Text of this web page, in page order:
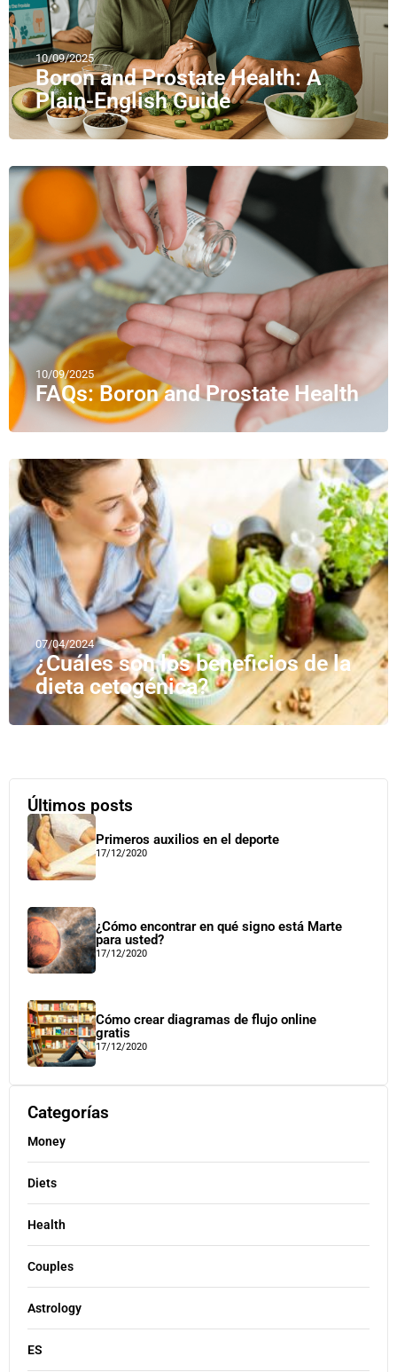
10/09/2025
Boron and Prostate Health: A
Plain-English Guide
10/09/2025
FAQs: Boron and Prostate Health
07/04/2024
¿Cuáles son los beneficios de la
dieta cetogénica?
Últimos posts
Primeros auxilios en el deporte
17/12/2020
¿Cómo encontrar en qué signo está Marte
para usted?
17/12/2020
Cómo crear diagramas de flujo online
gratis
17/12/2020
Categorías
Money
Diets
Health
Couples
Astrology
ES